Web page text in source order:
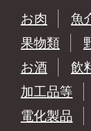
お肉
魚
果物類
お酒
飲
加工品等
電化製品